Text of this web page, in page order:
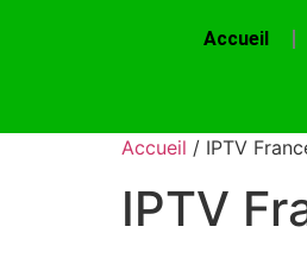
Accueil
Accueil / IPTV
IPTV